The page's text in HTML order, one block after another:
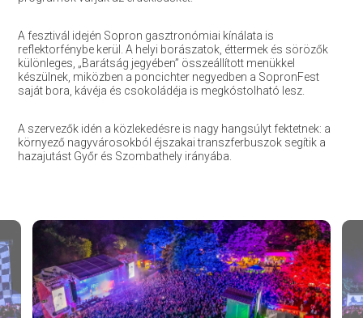
A fesztivál idején Sopron gasztronómiai kínálata is
reflektorfénybe kerül. A helyi borászatok, éttermek és sörözők
különleges, „Barátság jegyében” összeállított menükkel
készülnek, miközben a poncichter negyedben a SopronFest
saját bora, kávéja és csokoládéja is megkóstolható lesz.
A szervezők idén a közlekedésre is nagy hangsúlyt fektetnek: a
környező nagyvárosokból éjszakai transzferbuszok segítik a
hazajutást Győr és Szombathely irányába.